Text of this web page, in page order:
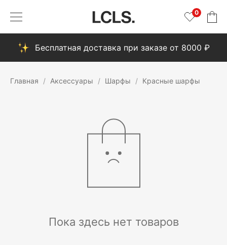
0
Бесплатная доставка при заказе от 8000 ₽
Главная Аксессуары Шарфы Красные шарфы
Пока здесь нет товаров